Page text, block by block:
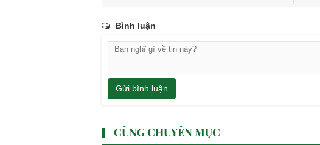
Bình luận
Gửi bình luận
CÙNG CHUYÊN MỤC